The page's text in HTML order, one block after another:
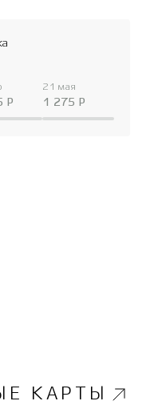
P
21 мая
1 275 P
КАРТЫ